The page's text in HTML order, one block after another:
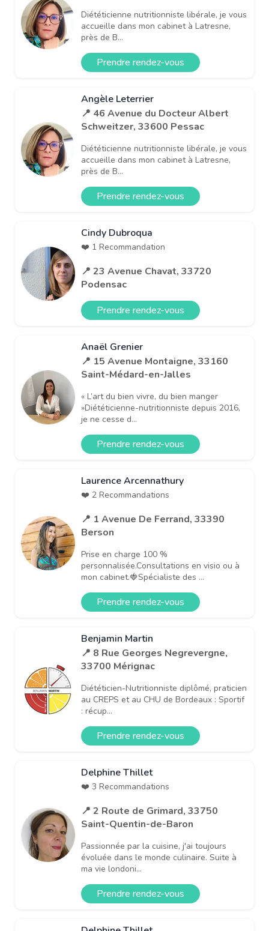
Diététicienne nutritionniste libérale, je vous
accueille dans mon cabinet à Latresne,
près de B...
Prendre rendez-vous
Angèle Leterrier
📍 46 Avenue du Docteur Albert
Schweitzer, 33600 Pessac
Diététicienne nutritionniste libérale, je vous
accueille dans mon cabinet à Latresne,
près de B...
Prendre rendez-vous
Cindy Dubroqua
❤️ 1 Recommandation
📍 23 Avenue Chavat, 33720
Podensac
Prendre rendez-vous
Anaël Grenier
📍 15 Avenue Montaigne, 33160
Saint-Médard-en-Jalles
« L’art du bien vivre, du bien manger
»Diététicienne-nutritionniste depuis 2016,
je ne cesse d...
Prendre rendez-vous
Laurence Arcennathury
❤️ 2 Recommandations
📍 1 Avenue De Ferrand, 33390
Berson
Prise en charge 100 %
personnalisée.Consultations en visio ou à
mon cabinet.🍓Spécialiste des ...
Prendre rendez-vous
Benjamin Martin
📍 8 Rue Georges Negrevergne,
33700 Mérignac
Diététicien-Nutritionniste diplômé, praticien
au CREPS et au CHU de Bordeaux : Sportif
: récup...
Prendre rendez-vous
Delphine Thillet
❤️ 3 Recommandations
📍 2 Route de Grimard, 33750
Saint-Quentin-de-Baron
Passionnée par la cuisine, j'ai toujours
évoluée dans le monde culinaire. Suite à
ma vie londoni...
Prendre rendez-vous